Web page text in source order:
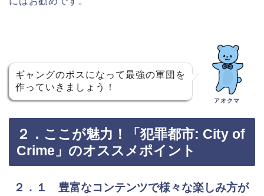
ギャングのボスになって最強の軍団を
作っていきましょう！
アオクマ
２．ここが魅力！「犯罪都市: City of
Crime」のオススメポイント
２．１ 豊富なコンテンツで様々な楽しみ方が